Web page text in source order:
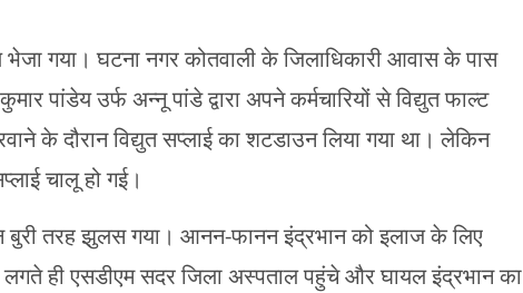
गया। घटना नगर कोतवाली के जिलाधिकारी आवास के पास
पांडेय उर्फ अन्नू पांडे द्वारा अपने कर्मचारियों से विद्युत फाल्ट
के दौरान विद्युत सप्लाई का शटडाउन लिया गया था। लेकिन
चालू हो गई।
बुरी तरह झुलस गया। आनन-फानन इंद्रभान को इलाज के लिए
लगते ही एसडीएम सदर जिला अस्पताल पहुंचे और घायल इंद्रभान का